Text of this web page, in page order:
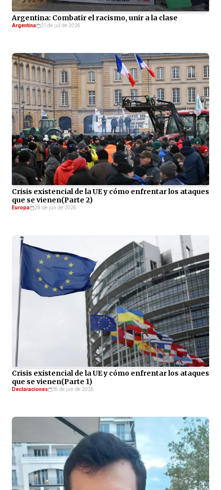
Argentina: Combatir el racismo, unir a la clase
Argentina 21 de jul de 2026
Crisis existencial de la UE y cómo enfrentar los ataques
que se vienen(Parte 2)
Europa 28 de jun de 2026
Crisis existencial de la UE y cómo enfrentar los ataques
que se vienen(Parte 1)
Declaraciones 16 de jun de 2026